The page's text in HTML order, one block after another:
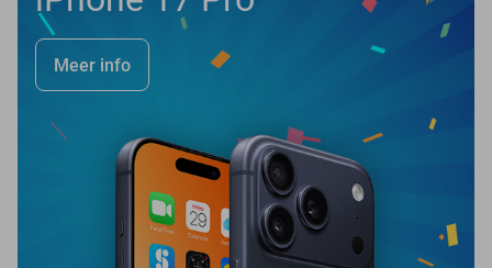
Meer info